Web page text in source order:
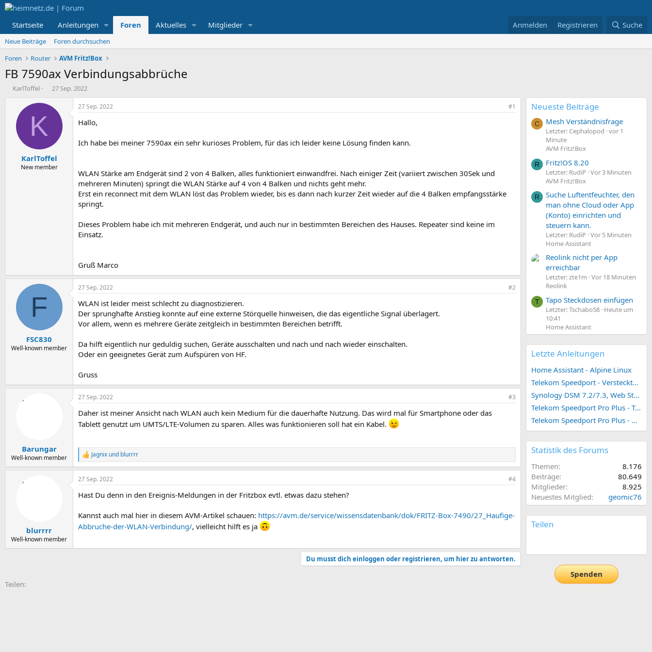
Startseite Anleitungen Foren Aktuelles Mitglieder Anmelden Registrieren Suche
Neue Beiträge
Foren durchsuchen
Foren
Router AVM Fritz!Box
FB 7590ax Verbindungsabbrüche
E
KarlToffel
E
s
t
a
m
27 Sep. 2022
K
KarlToffel
New member
27 Sep. 2022 #1
Hallo,
Ich habe bei meiner 7590ax ein sehr kurioses Problem, für das ich leider keine Lösung finden kann.
WLAN Stärke am Endgerät sind 2 von 4 Balken, alles funktioniert einwandfrei. Nach einiger Zeit (variiert zwischen 30Sek und
mehreren Minuten) springt die WLAN Stärke auf 4 von 4 Balken und nichts geht mehr.
Erst ein reconnect mit dem WLAN löst das Problem wieder, bis es dann nach kurzer Zeit wieder auf die 4 Balken empfangsstärke
springt.
Dieses Problem habe ich mit mehreren Endgerät, und auch nur in bestimmten Bereichen des Hauses. Repeater sind keine im
Einsatz.
Gruß Marco
F
FSC830
Well-known member
27 Sep. 2022 #2
WLAN ist leider meist schlecht zu diagnostizieren.
Der sprunghafte Anstieg konnte auf eine externe Störquelle hinweisen, die das eigentliche Signal überlagert.
Vor allem, wenn es mehrere Geräte zeitgleich in bestimmten Bereichen betrifft.
Da hilft eigentlich nur geduldig suchen, Geräte ausschalten und nach und nach wieder einschalten.
Oder ein geeignetes Gerät zum Aufspüren von HF.
Gruss
Barungar
Well-known member
27 Sep. 2022 #3
Daher ist meiner Ansicht nach WLAN auch kein Medium für die dauerhafte Nutzung. Das wird mal für Smartphone oder das
Tablett genutzt um UMTS/LTE-Volumen zu sparen. Alles was funktionieren soll hat ein Kabel.
R
e
a
k
i
n
e
n
Jagnix und blurrrr
blurrrr
Well-known member
27 Sep. 2022 #4
Hast Du denn in den Ereignis-Meldungen in der Fritzbox evtl. etwas dazu stehen?
Kannst auch mal hier in diesem AVM-Artikel schauen: https://avm.de/service/wissensdatenbank/dok/FRITZ-Box-7490/27_Haufige-
Abbruche-der-WLAN-Verbindung/, vielleicht hilft es ja
Du musst dich einloggen oder registrieren, um hier zu antworten.
Teilen:
Neueste Beiträge
C Mesh Verständnisfrage
Letzter: Cephalopod vor 1
Minute
AVM Fritz!Box
R Fritz!OS 8.20
Letzter: RudiP Vor 3 Minuten
AVM Fritz!Box
R
Suche Luftentfeuchter, den
man ohne Cloud oder App
(Konto) einrichten und
steuern kann.
Letzter: RudiP Vor 5 Minuten
Home Assistant
Reolink nicht per App
erreichbar
Letzter: zte1m Vor 18 Minuten
Reolink
T Tapo Steckdosen einfügen
Letzter: Tschabo58 Heute um
10:41
Home Assistant
Letzte Anleitungen
Home Assistant - Alpine Linux
Telekom Speedport - Versteckte Konfigurationen
Synology DSM 7.2/7.3, Web Station 4, Webdienst und Webportal erstellen (ehemals vHost)
Telekom Speedport Pro Plus - Telefonie einrichten
Telekom Speedport Pro Plus - Netzwerk einrichten
Statistik des Forums
Themen
8.176
Beiträge
80.649
Mitglieder
8.925
Neuestes Mitglied
geomic76
Teilen
Spenden